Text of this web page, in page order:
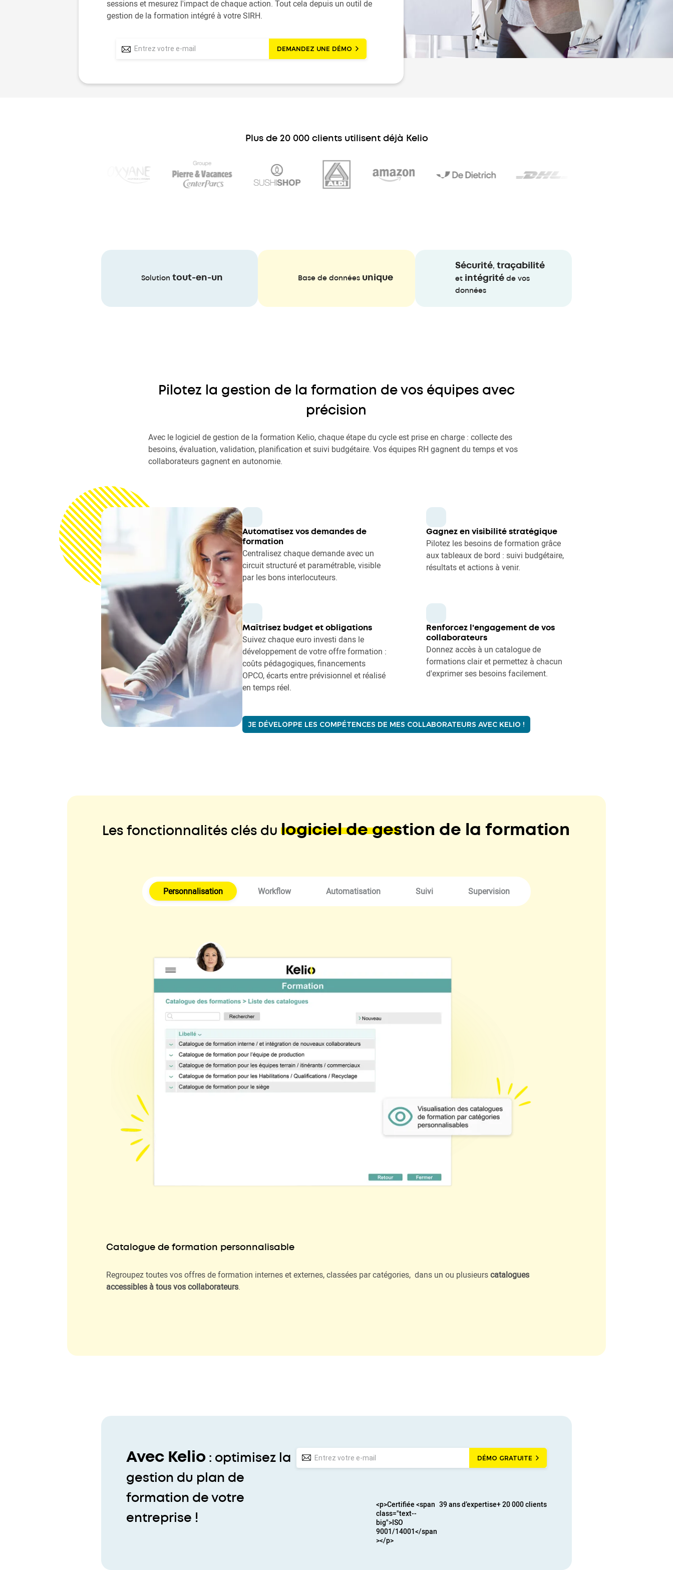
sessions et mesurez l'impact de chaque action. Tout cela depuis un outil de
gestion de la formation intégré à votre SIRH.
DEMANDEZ UNE DÉMO
Plus de 20 000 clients utilisent déjà Kelio
Solution tout-en-un Base de données unique
Sécurité, traçabilité
et intégrité de vos
données
Pilotez la gestion de la formation de vos équipes avec
précision
Avec le logiciel de gestion de la formation Kelio, chaque étape du cycle est prise en charge : collecte des
besoins, évaluation, validation, planification et suivi budgétaire. Vos équipes RH gagnent du temps et vos
collaborateurs gagnent en autonomie.
Automatisez vos demandes de
formation
Centralisez chaque demande avec un
circuit structuré et paramétrable, visible
par les bons interlocuteurs.
Gagnez en visibilité stratégique
Pilotez les besoins de formation grâce
aux tableaux de bord : suivi budgétaire,
résultats et actions à venir.
Maîtrisez budget et obligations
Suivez chaque euro investi dans le
développement de votre offre formation :
coûts pédagogiques, financements
OPCO, écarts entre prévisionnel et réalisé
en temps réel.
Renforcez l'engagement de vos
collaborateurs
Donnez accès à un catalogue de
formations clair et permettez à chacun
d'exprimer ses besoins facilement.
JE DÉVELOPPE LES COMPÉTENCES DE MES COLLABORATEURS AVEC KELIO !
Les fonctionnalités clés dulogiciel de gestion de la formation
Personnalisation Workflow Automatisation Suivi Supervision
Catalogue de formation personnalisable
Regroupez toutes vos offres de formation internes et externes, classées par catégories, dans un ou plusieurscatalogues
accessibles à tous vos collaborateurs.
Avec Kelio: optimisez la
gestion du plan de
formation de votre
entreprise !
DÉMO GRATUITE
<p>Certifiée <span
class="text--
big">ISO
9001/14001</span
></p>
39 ans d’expertise+ 20 000 clients